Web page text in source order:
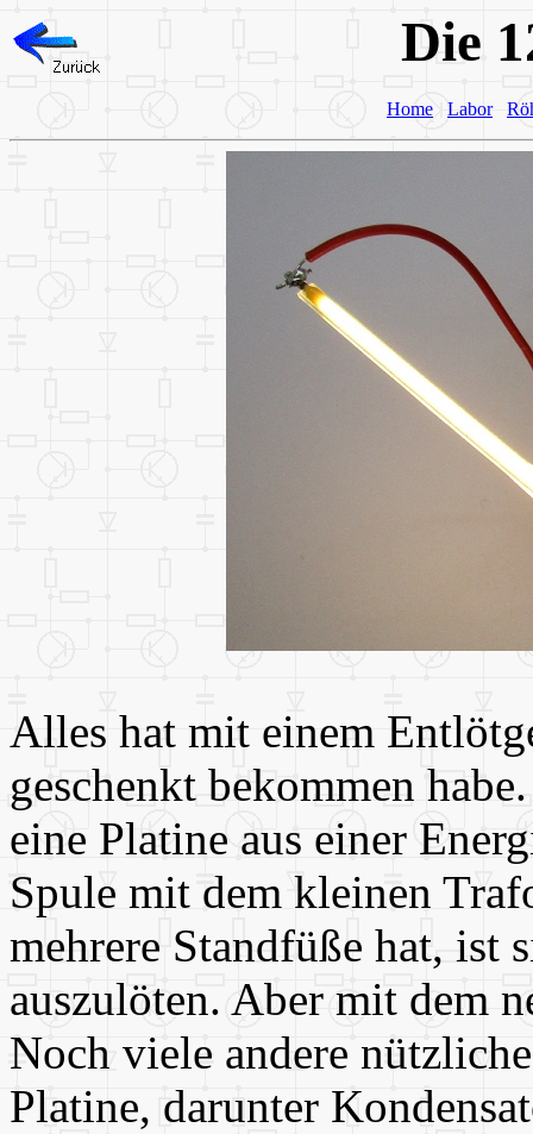
Die
Home Labor
Alles hat mit einem
geschenkt bekommen
eine Platine aus einer
Spule mit dem kleinen
mehrere Standfüße hat, ist
auszulöten. Aber mit dem
Noch viele andere
Platine, darunter